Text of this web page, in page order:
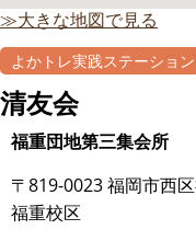
≫大きな地図で見る
よかトレ実践ステーション
清友会
福重団地第三集会所
〒819-0023 福岡市西
福重校区